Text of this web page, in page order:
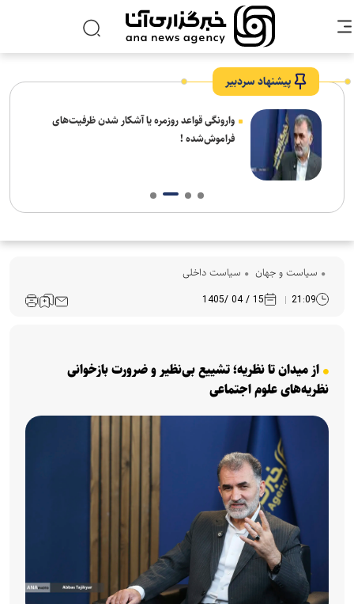
پیشنهاد سردبیر
وارونگی قواعد روزمره یا آشکار شدن ظرفیت‌های
فراموش‌شده !
سیاست و جهان سیاست داخلی
21:09
15 / 04 /1405
از میدان تا نظریه؛ تشییع بی‌نظیر و ضرورت بازخوانی
نظریه‌های علوم اجتماعی